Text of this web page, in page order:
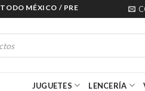
MÉXICO / PRECIOS ESPECIALES
JUGUETES LENCERÍA